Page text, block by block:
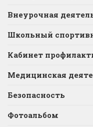
Внеурочная
Школьный
Кабинет
Медицинская
Безопасность
Фотоальбом